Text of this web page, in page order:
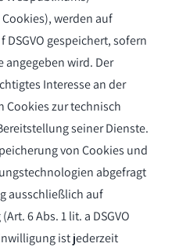
werden auf
DSGVO gespeichert, sofern
angegeben wird. Der
Interesse an der
Cookies zur technisch
seiner Dienste.
von Cookies und
abgefragt
ausschließlich auf
6 Abs. 1 lit. a DSGVO
ist jederzeit